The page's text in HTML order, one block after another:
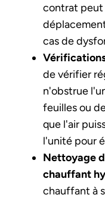
contrat peut
cas de
de vérifier
n'obstrue
feuilles ou
que l'air
l'unité pour
Nettoyage
chauffant
chauffant à